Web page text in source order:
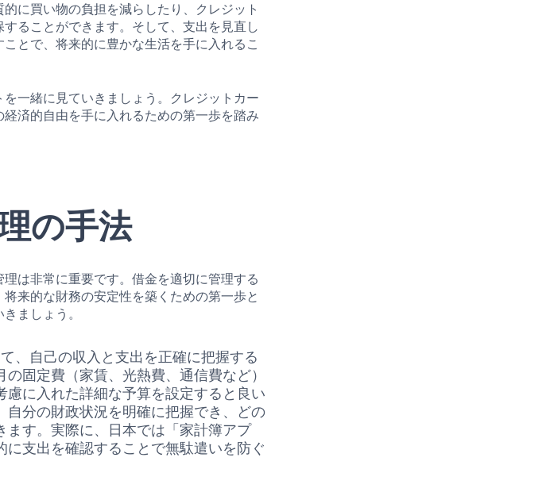
に買い物の負担を減らしたり、クレジット
ることができます。そして、支出を見直し
とで、将来的に豊かな生活を手に入れるこ
一緒に見ていきましょう。クレジットカー
済的自由を手に入れるための第一歩を踏み
の手法
は非常に重要です。借金を適切に管理する
来的な財務の安定性を築くための第一歩と
ましょう。
、自己の収入と支出を正確に把握する
固定費（家賃、光熱費、通信費など）
に入れた詳細な予算を設定すると良い
自分の財政状況を明確に把握でき、どの
ます。実際に、日本では「家計簿アプ
に支出を確認することで無駄遣いを防ぐ